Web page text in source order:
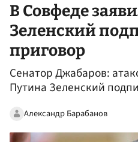
В Совфеде
Зеленский
приговор
Сенатор Джабаров:
Путина Зеленский
Александр Барабанов